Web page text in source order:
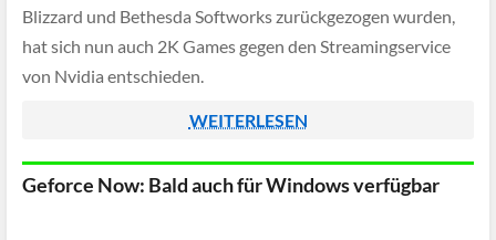
Blizzard und Bethesda Softworks zurückgezogen wurden,
hat sich nun auch 2K Games gegen den Streamingservice
von Nvidia entschieden.
WEITERLESEN
Geforce Now: Bald auch für Windows verfügbar